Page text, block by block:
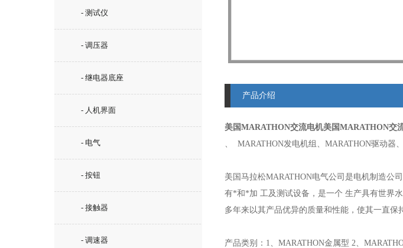
- 测试仪
- 调压器
- 继电器底座
- 人机界面
- 电气
- 按钮
- 接触器
- 调速器
产品介绍
美国MARATHON交流电机美国MARATHON交
、
MARATHON发电机组、MARATHON驱动器
美国马拉松MARATHON电气公司是电机制造公
有*和*加 工及测试设备，是一个 生产具有世界
多年来以其产品优异的质量和性能，使其一直
产品类别：1、MARATHON金属型 2、